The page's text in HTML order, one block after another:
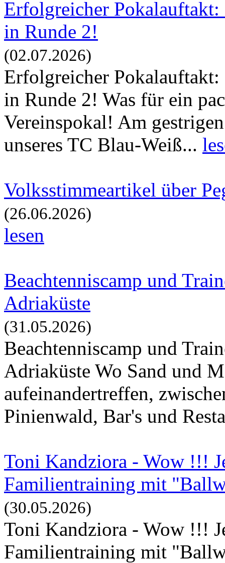
Erfolgreicher
in Runde 2!
(02.07.2026)
Erfolgreicher
in Runde 2! Was für ein
Vereinspokal! Am
unseres TC Blau-Weiß...
Volksstimmeartikel über
(26.06.2026)
lesen
Beachtenniscamp und
Adriaküste
(31.05.2026)
Beachtenniscamp und
Adriaküste Wo Sand und
aufeinandertreffen,
Pinienwald, Bar's und
Toni Kandziora - Wow !!!
Familientraining mit
(30.05.2026)
Toni Kandziora - Wow !!!
Familientraining mit